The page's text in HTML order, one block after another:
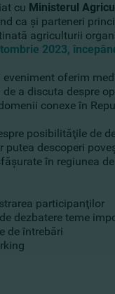
cu Ministerul
ca şi parteneri
agriculturii
2023,
oferim
a discuta despre
conexe în
posibilităţile de
putea descoperi
în regiunea
participanţilor
dezbatere teme
de întrebări